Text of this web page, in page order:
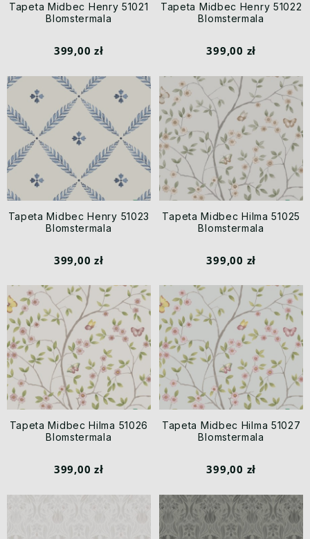
Tapeta Midbec Henry 51021
Blomstermala
399,00 zł
Tapeta Midbec Henry 51022
Blomstermala
399,00 zł
Tapeta Midbec Henry 51023
Blomstermala
399,00 zł
Tapeta Midbec Hilma 51025
Blomstermala
399,00 zł
Tapeta Midbec Hilma 51026
Blomstermala
399,00 zł
Tapeta Midbec Hilma 51027
Blomstermala
399,00 zł